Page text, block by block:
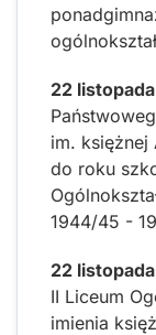
22
im. księżnej
do roku
1944/45 -
22
II Liceum
imienia